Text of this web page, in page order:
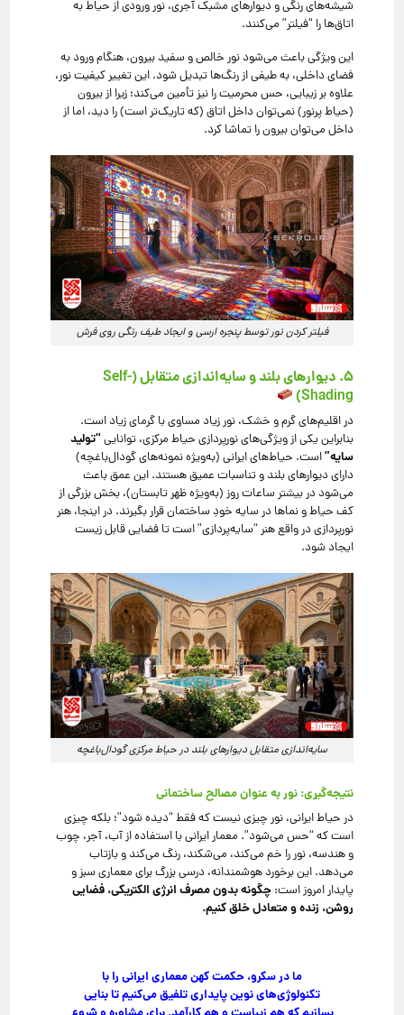
شیشه‌های رنگی و دیوارهای مشبک آجری، نور ورودی از حیاط به
اتاق‌ها را “فیلتر” می‌کنند.
این ویژگی باعث می‌شود نور خالص و سفید بیرون، هنگام ورود به
فضای داخلی، به طیفی از رنگ‌ها تبدیل شود. این تغییر کیفیت نور،
علاوه بر زیبایی، حس محرمیت را نیز تأمین می‌کند؛ زیرا از بیرون
(حیاط پرنور) نمی‌توان داخل اتاق (که تاریک‌تر است) را دید، اما از
داخل می‌توان بیرون را تماشا کرد.
فیلتر کردن نور توسط پنجره ارسی و ایجاد طیف رنگی روی فرش
۵. دیوارهای بلند و سایه‌اندازی متقابل (Self-
Shading)
در اقلیم‌های گرم و خشک، نور زیاد مساوی با گرمای زیاد است.
بنابراین یکی از ویژگی‌های نورپردازی حیاط مرکزی، توانایی “تولید
سایه”است. حیاط‌های ایرانی (به‌ویژه نمونه‌های گودال‌باغچه)
دارای دیوارهای بلند و تناسبات عمیق هستند. این عمق باعث
می‌شود در بیشتر ساعات روز (به‌ویژه ظهر تابستان)، بخش بزرگی از
کف حیاط و نماها در سایه خودِ ساختمان قرار بگیرند. در اینجا، هنر
نورپردازی در واقع هنر “سایه‌پردازی” است تا فضایی قابل زیست
ایجاد شود.
سایه‌اندازی متقابل دیوارهای بلند در حیاط مرکزی گودال‌باغچه
نتیجه‌گیری: نور به عنوان مصالح ساختمانی
در حیاط ایرانی، نور چیزی نیست که فقط “دیده شود”؛ بلکه چیزی
است که “حس می‌شود”. معمار ایرانی با استفاده از آب، آجر، چوب
و هندسه، نور را خم می‌کند، می‌شکند، رنگ می‌کند و بازتاب
می‌دهد. این برخورد هوشمندانه، درسی بزرگ برای معماری سبز و
پایدار امروز است:چگونه بدون مصرف انرژی الکتریکی، فضایی
روشن، زنده و متعادل خلق کنیم.
ما در سکرو، حکمت کهن معماری ایرانی را با
تکنولوژی‌های نوین پایداری تلفیق می‌کنیم تا بنایی